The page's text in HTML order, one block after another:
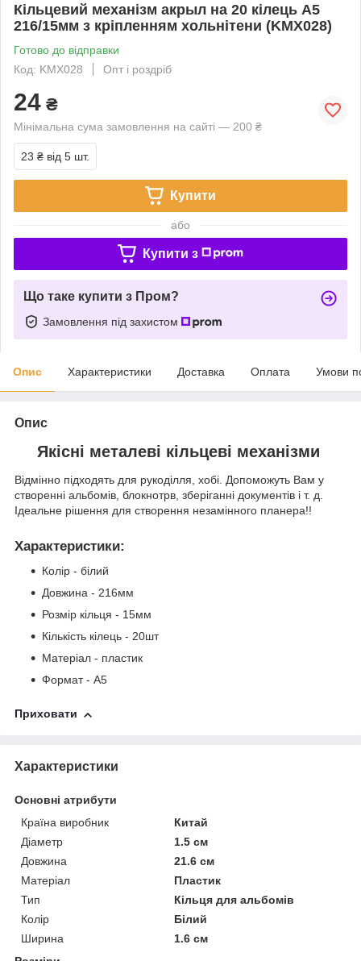
Кільцевий механізм акрыл на 20 кілець А5
216/15мм з кріпленням хольнітени (KMX028)
Готово до відправки
Код: KMX028
Опт і роздріб
24 ₴
Мінімальна сума замовлення на сайті — 200 ₴
23 ₴ від 5 шт.
Купити
або
Купити з
Що таке купити з Пром?
Замовлення під захистом
Опис Характеристики Доставка Оплата Умови
Опис
Якісні металеві кільцеві механізми
Відмінно підходять для рукоділля, хобі. Допоможуть Вам у
створенні альбомів, блокнотрв, зберіганні документів і т. д.
Ідеальне рішення для створення незамінного планера!!
Характеристики:
Колір - білий
Довжина - 216мм
Розмір кільця - 15мм
Кількість кілець - 20шт
Матеріал - пластик
Формат - А5
Приховати
Характеристики
Основні атрибути
Країна виробник
Китай
Діаметр
1.5 см
Довжина
21.6 см
Матеріал
Пластик
Тип
Кільця для альбомів
Колір
Білий
Ширина
1.6 см